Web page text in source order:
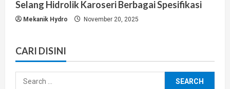
Selang Hidrolik Karoseri Berbagai Spesifikasi
Mekanik Hydro November 20, 2025
CARI DISINI
Search